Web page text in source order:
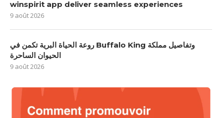
winspirit app deliver seamless experiences
9 août 2026
روعة الحياة البرية تكمن في Buffalo King وتفاصيل مملكة
الحيوان الساحرة
9 août 2026